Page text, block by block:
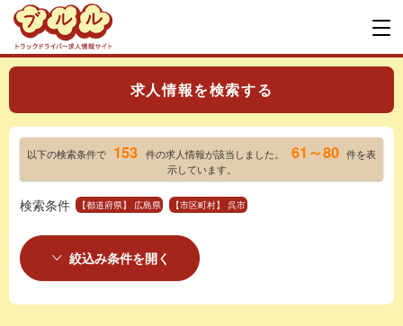
求人情報を検索する
以下の検索条件で 153 件の求人情報が該当しました。 61～80 件を表
示しています。
検索条件 【都道府県】 広島県 【市区町村】 呉市
絞込み条件を開く